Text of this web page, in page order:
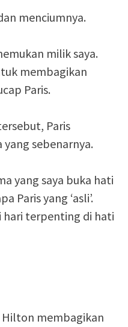
menciumnya.
milik saya.
membagikan
Paris.
Paris
sebenarnya.
yang saya buka hati
Paris yang ‘asli’.
hari terpenting di hati
Hilton membagikan